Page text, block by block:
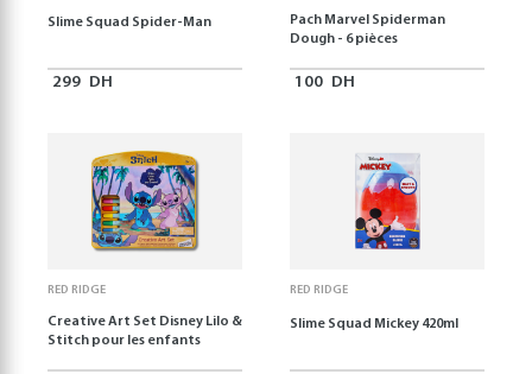
Slime Squad Spider-Man
299 DH
Pach Marvel Spiderman
Dough - 6 pièces
100 DH
RED RIDGE
Creative Art Set Disney Lilo &
Stitch pour les enfants
RED RIDGE
Slime Squad Mickey 420ml